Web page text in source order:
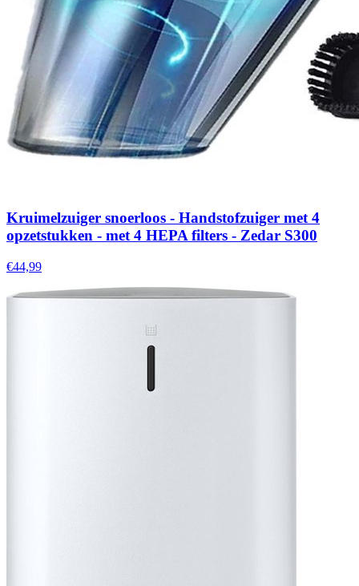
Kruimelzuiger snoerloos - Handstofzuiger met 4
opzetstukken - met 4 HEPA filters - Zedar S300
€44,99